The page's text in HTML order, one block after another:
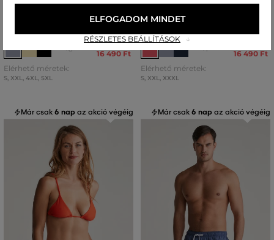
FÜRDŐRUHA GANT SWIM
+8
32 990 Ft
16 490 Ft
Elérhető méretek:
S, XXL, 4XL, 5XL
FÜRDŐRUHA GANT
+1
16 490 Ft
Elérhető méretek:
S, XXL, XXXL
Már csak6 nap az akció végéig Már csak6 nap az akció végéig
RÉSZLETES BEÁLLÍTÁSOK
ELFOGADOM MINDET